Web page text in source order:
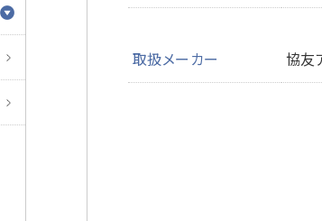
取扱メーカー 協友